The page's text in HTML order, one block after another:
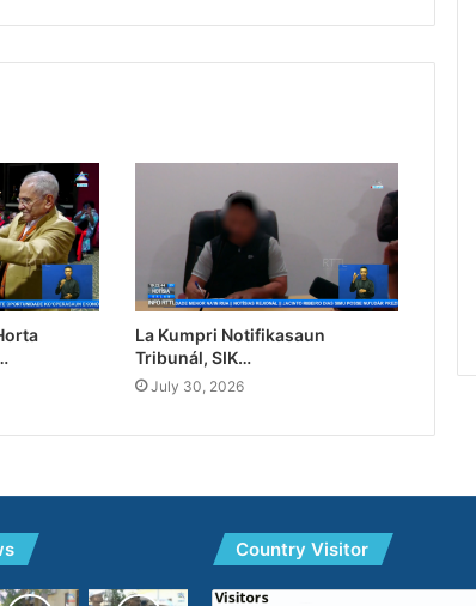
La Kumpri Notifikasaun
Tribunál, SIK…
July 30, 2026
Country Visitor